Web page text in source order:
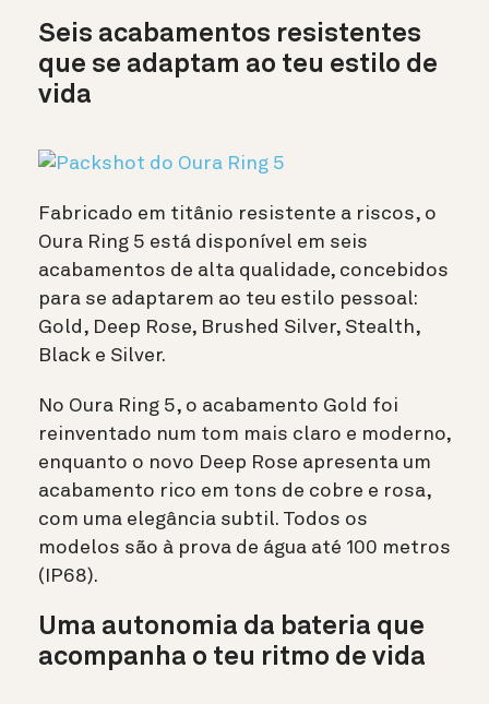
Seis acabamentos resistentes
que se adaptam ao teu estilo de
vida
Fabricado em titânio resistente a riscos, o
Oura Ring 5 está disponível em seis
acabamentos de alta qualidade, concebidos
para se adaptarem ao teu estilo pessoal:
Gold, Deep Rose, Brushed Silver, Stealth,
Black e Silver.
No Oura Ring 5, o acabamento Gold foi
reinventado num tom mais claro e moderno,
enquanto o novo Deep Rose apresenta um
acabamento rico em tons de cobre e rosa,
com uma elegância subtil. Todos os
modelos são à prova de água até 100 metros
(IP68).
Uma autonomia da bateria que
acompanha o teu ritmo de vida